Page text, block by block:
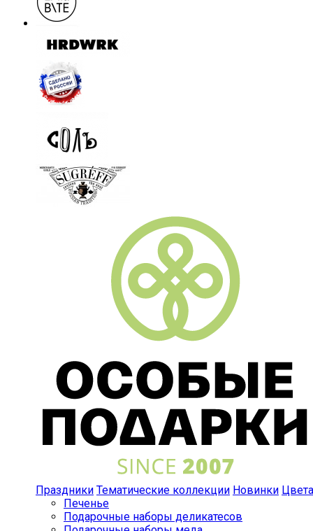
Праздники Тематические коллекции Новинки Цвета
Печенье
Подарочные наборы деликатесов